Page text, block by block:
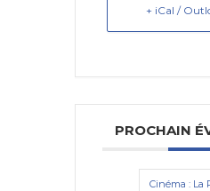
+ iCal /
PROCHAIN
Cinéma : La